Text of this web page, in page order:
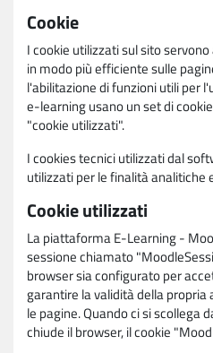
Cookie
I cookie utilizzati sul sito
in modo più efficiente sulle
l'abilitazione di funzioni utili per
e-learning usano un set di
"cookie utilizzati".
I cookies tecnici utilizzati dal
utilizzati per le finalità analitiche
Cookie utilizzati
La piattaforma E-Learning -
sessione chiamato
browser sia configurato per
garantire la validità della
le pagine. Quando ci si scollega
chiude il browser, il cookie